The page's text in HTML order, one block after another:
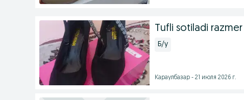
Tufli sotiladi razmer
Б/у
Караулбазар - 21 июля 2026 г.